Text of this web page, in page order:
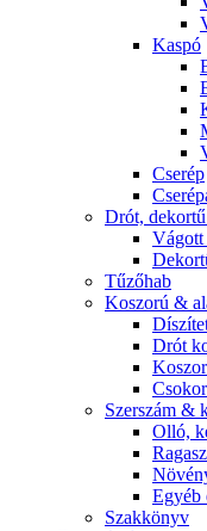
Kaspó
Cserép
Drót,
Vágott
Tűzőhab
Koszorú &
Drót
Szerszám &
Olló,
Egyéb
Szakkönyv